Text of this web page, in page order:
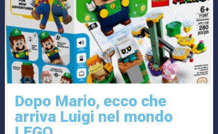
Dopo Mario, ecco che
arriva Luigi nel mondo